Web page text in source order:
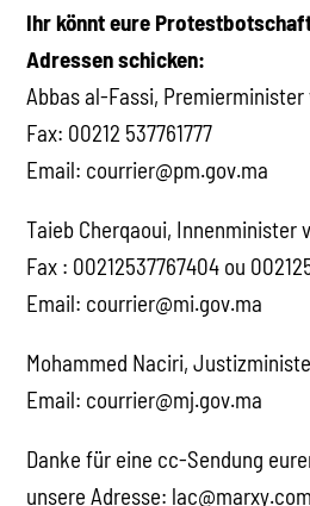
Ihr könnt eure
Adressen schicken:
Abbas al-Fassi, Premierminister
Fax: 00212 537761777
Email: courrier@pm.gov.ma
Taieb Cherqaoui, Innenminister
Fax : 00212537767404 ou
Email: courrier@mi.gov.ma
Mohammed Naciri,
Email: courrier@mj.gov.ma
Danke für eine cc-Sendung
unsere Adresse: lac@marxy.com